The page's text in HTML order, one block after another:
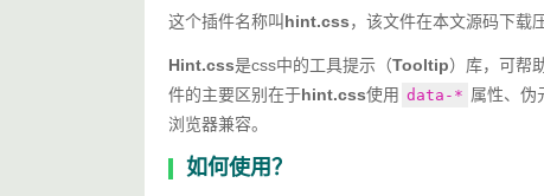
这个插件名称叫hint.css，该文件在本文源码下载
Hint.css是css中的工具提示（Tooltip）库，可帮
件的主要区别在于hint.css使用 data-* 属性、伪
浏览器兼容。
如何使用？